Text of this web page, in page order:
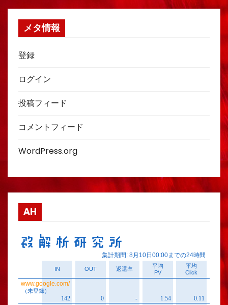
メタ情報
登録
ログイン
投稿フィード
コメントフィード
WordPress.org
AH